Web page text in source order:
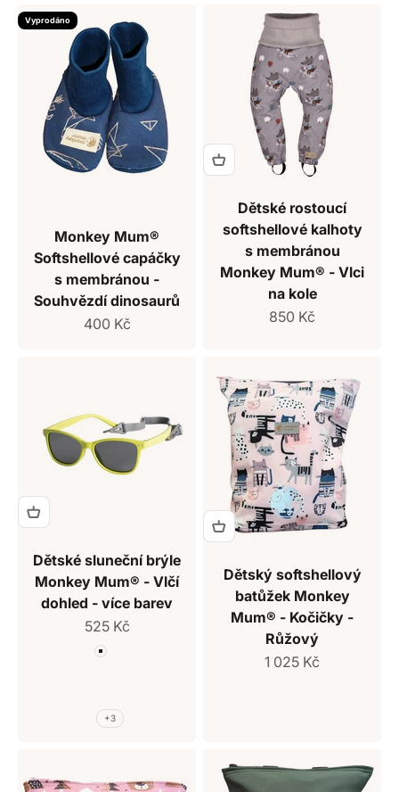
Vyprodáno
Monkey Mum®
Softshellové capáčky
s membránou -
Souhvězdí dinosaurů
Prodejní cena
400 Kč
Dětské rostoucí
softshellové kalhoty
s membránou
Monkey Mum® - Vlci
na kole
Prodejní cena
850 Kč
Dětské sluneční brýle
Monkey Mum® - Vlčí
dohled - více barev
Prodejní cena
525 Kč
Barva
Bílá
Růžová
+3
Dětský softshellový
batůžek Monkey
Mum® - Kočičky -
Růžový
Prodejní cena
1 025 Kč